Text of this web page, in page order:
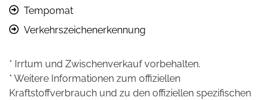
Tempomat
Verkehrszeichenerkennung
* Irrtum und Zwischenverkauf vorbehalten.
* Weitere Informationen zum offiziellen
Kraftstoffverbrauch und zu den offiziellen spezifischen